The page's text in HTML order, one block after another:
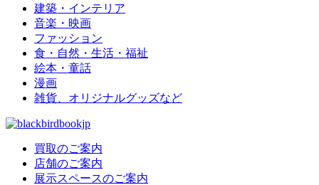
建築・インテリア
音楽・映画
ファッション
食・自然・生活・福祉
絵本・童話
漫画
雑貨、オリジナルグッズなど
買取のご案内
店舗のご案内
展示スペースのご案内